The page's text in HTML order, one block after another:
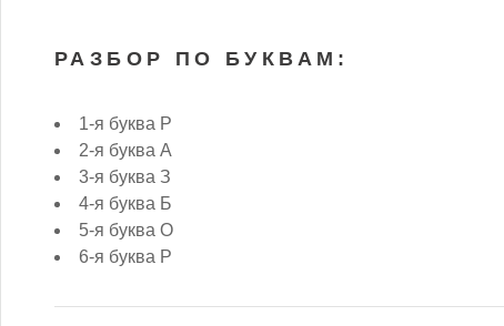
РАЗБОР ПО БУКВАМ:
1-я буква Р
2-я буква А
3-я буква З
4-я буква Б
5-я буква О
6-я буква Р